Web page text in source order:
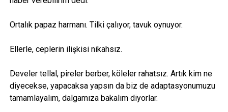
Ortalık papaz harmanı. Tilki çalıyor, tavuk oynuyor.
Ellerle, ceplerin ilişkisi nikahsız.
Develer tellal, pireler berber, köleler rahatsız. Artık kim ne
diyecekse, yapacaksa yapsın da biz de adaptasyonumuzu
tamamlayalım, dalgamıza bakalım diyorlar.